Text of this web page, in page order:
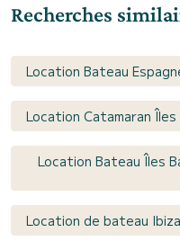
Recherches
Location Bateau
Location Catamaran Îles
Location Bateau Îles
Location de bateau